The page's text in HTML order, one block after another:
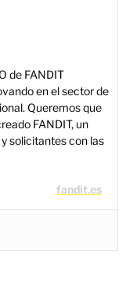
de FANDIT
en el sector de
Queremos que
FANDIT, un
solicitantes con las
fandit.es